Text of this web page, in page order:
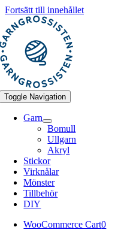
Fortsätt till innehållet
Toggle Navigation
Garn
Bomull
Ullgarn
Akryl
Stickor
Virknålar
Mönster
Tillbehör
DIY
WooCommerce Cart0